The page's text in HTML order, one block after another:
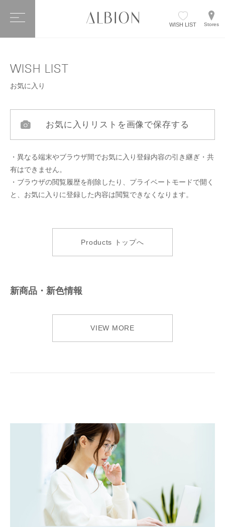
WISH LIST Stores
WISH LIST
お気に入り
お気に入りリストを画像で保存する
・異なる端末やブラウザ間でお気に入り登録内容の引き継ぎ・共
有はできません。
・ブラウザの閲覧履歴を削除したり、プライベートモードで開く
と、お気に入りに登録した内容は閲覧できなくなります。
Products トップへ
新商品・新色情報
VIEW MORE